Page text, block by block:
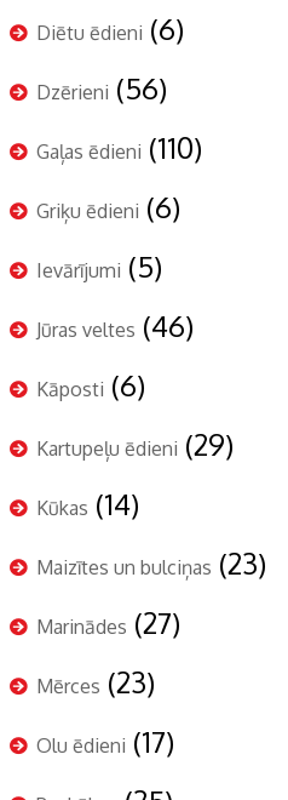
Diētu ēdieni (6)
Dzērieni (56)
Gaļas ēdieni (110)
Griķu ēdieni (6)
Ievārījumi (5)
Jūras veltes (46)
Kāposti (6)
Kartupeļu ēdieni (29)
Kūkas (14)
Maizītes un bulciņas (23)
Marinādes (27)
Mērces (23)
Olu ēdieni (17)